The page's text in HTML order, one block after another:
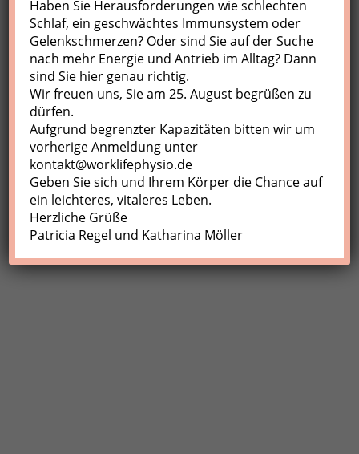
Keine Veranstaltungen
Profil
Meine Buchungen
Abmelden
Haben Sie Herausforderungen wie schlechten
Schlaf, ein geschwächtes Immunsystem oder
Gelenkschmerzen? Oder sind Sie auf der Suche
nach mehr Energie und Antrieb im Alltag? Dann
sind Sie hier genau richtig.
Wir freuen uns, Sie am 25. August begrüßen zu
dürfen.
Aufgrund begrenzter Kapazitäten bitten wir um
vorherige Anmeldung unter
kontakt@worklifephysio.de
Geben Sie sich und Ihrem Körper die Chance auf
ein leichteres, vitaleres Leben.
Herzliche Grüße
Patricia Regel und Katharina Möller